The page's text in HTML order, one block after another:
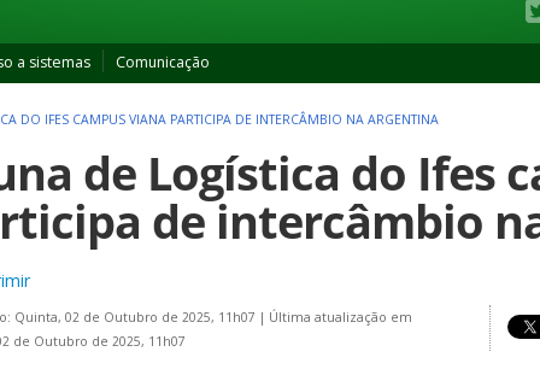
a sistemas Comunicação
DO IFES CAMPUS VIANA PARTICIPA DE INTERCÂMBIO NA ARGENTINA
de Logística do Ifes
de intercâmbio
Quinta, 02 de Outubro de 2025, 11h07 | Última atualização em
de Outubro de 2025, 11h07